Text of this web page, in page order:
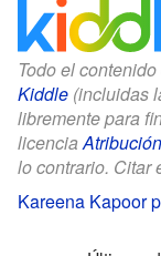
Todo el
Kiddle (incluidas
libremente para
licencia
lo contrario. Citar
Kareena Kapoor